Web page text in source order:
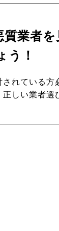
質業者
う！
れている方
しい業者選